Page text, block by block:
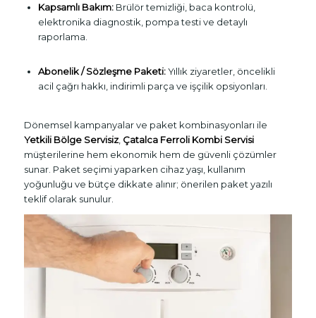
Kapsamlı Bakım:Brülör temizliği, baca kontrolü,
elektronika diagnostik, pompa testi ve detaylı
raporlama.
Abonelik / Sözleşme Paketi:Yıllık ziyaretler, öncelikli
acil çağrı hakkı, indirimli parça ve işçilik opsiyonları.
Dönemsel kampanyalar ve paket kombinasyonları ile
Yetkili Bölge Servisiz, Çatalca Ferroli Kombi Servisi
müşterilerine hem ekonomik hem de güvenli çözümler
sunar. Paket seçimi yaparken cihaz yaşı, kullanım
yoğunluğu ve bütçe dikkate alınır; önerilen paket yazılı
teklif olarak sunulur.